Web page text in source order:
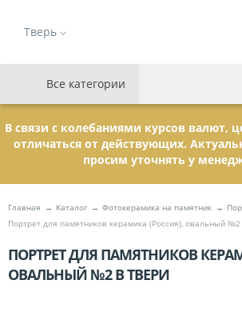
Тверь
Все категории
В связи с колебаниями курсов валют,
отличаться от действующих.
просим уточнять у
Главная Каталог Фотокерамика на памятник
Портрет для памятников керамика (Россия), овальный №2
ПОРТРЕТ ДЛЯ ПАМЯТНИКОВ
ОВАЛЬНЫЙ №2 В ТВЕРИ